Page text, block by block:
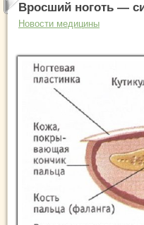
Вросший ноготь —
Новости медицины